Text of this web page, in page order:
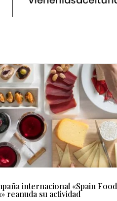
internacional «Spain Food
reanuda su actividad